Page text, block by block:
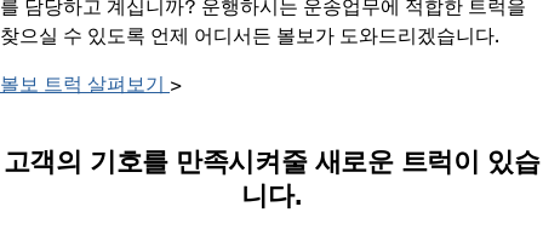
를 담당하고 계십니까? 운행하시는 운송업무에 적합한 트럭을
찾으실 수 있도록 언제 어디서든 볼보가 도와드리겠습니다.
볼보 트럭 살펴보기 >
고객의 기호를 만족시켜줄 새로운 트럭이 있습
니다.